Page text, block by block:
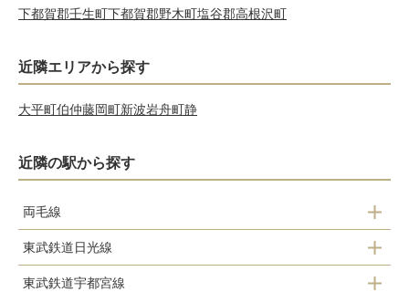
下都賀郡壬生町下都賀郡野木町塩谷郡高根沢町
近隣エリアから探す
大平町伯仲藤岡町新波岩舟町静
近隣の駅から探す
両毛線
栃木
大平下
東武鉄道日光線
藤岡
東武鉄道宇都宮線